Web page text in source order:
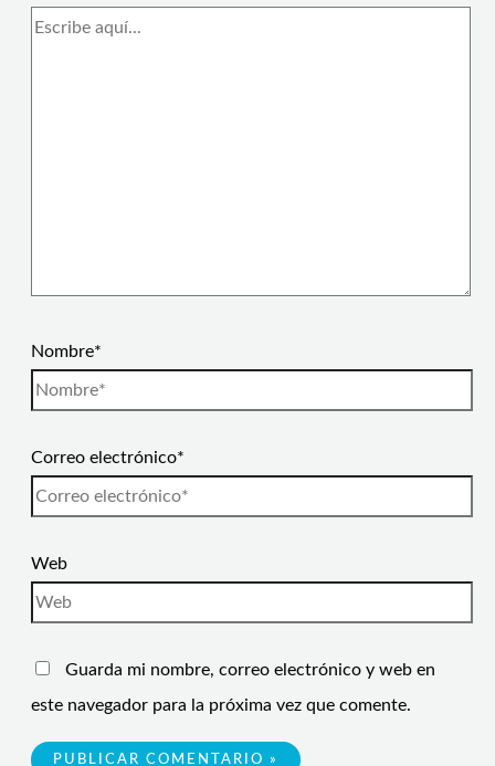
Nombre*
Correo electrónico*
Web
Guarda mi nombre, correo electrónico y web en
este navegador para la próxima vez que comente.